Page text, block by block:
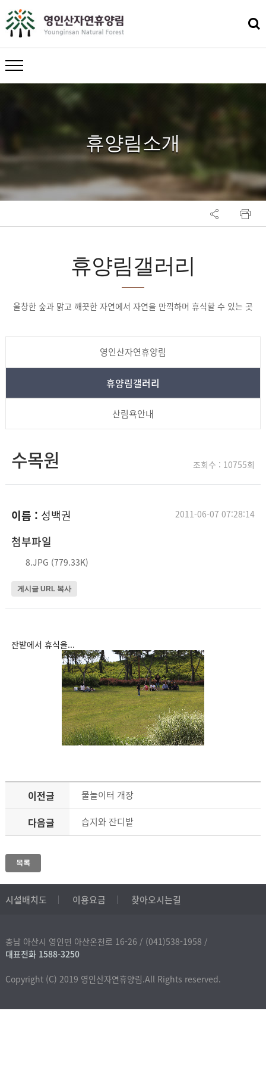
메뉴 열기
휴양림소개
휴양림갤러리
울창한 숲과 맑고 깨끗한 자연에서 자연을 만끽하며 휴식할 수 있는 곳
영인산자연휴양림
휴양림갤러리
산림욕안내
수목원 조회수 : 10755회
이름 : 성백권 2011-06-07 07:28:14
첨부파일
8.JPG (779.33K)
게시글 URL 복사
잔밭에서 휴식을...
이전글 물놀이터 개장
다음글 습지와 잔디밭
목록
시설배치도 이용요금 찾아오시는길
충남 아산시 영인면 아산온천로 16-26 / (041)538-1958 /
대표전화 1588-3250
Copyright (C) 2019 영인산자연휴양림.All Rights reserved.